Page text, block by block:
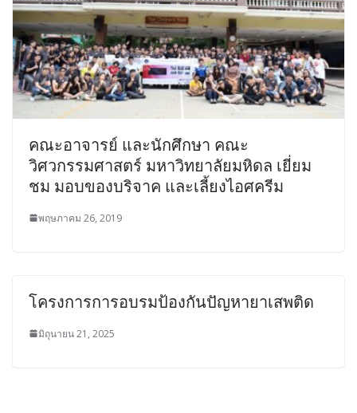
คณะอาจารย์ และนักศึกษา คณะ
วิศวกรรมศาสตร์ มหาวิทยาลัยมหิดล เยี่ยม
ชม มอบของบริจาค และเลี้ยงไอศครีม
พฤษภาคม 26, 2019
โครงการการอบรมป้องกันปัญหายาเสพติด
มิถุนายน 21, 2025